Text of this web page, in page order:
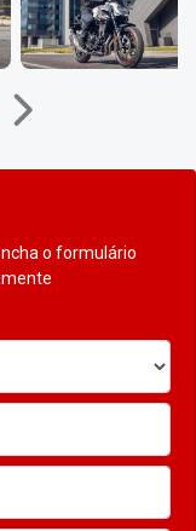
o formulário
Próximo